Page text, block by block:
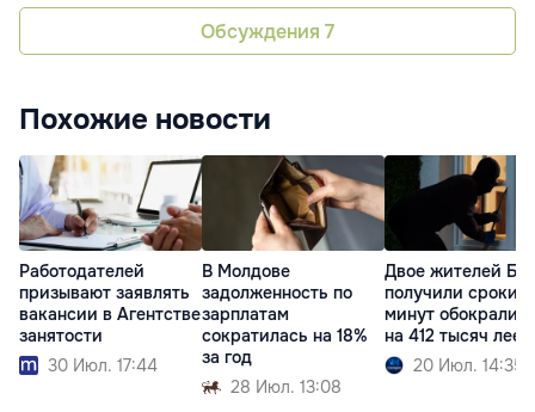
Обсуждения 7
Похожие новости
Работодателей
призывают заявлять
вакансии в Агентстве
занятости
30 Июл. 17:44
В Молдове
задолженность по
зарплатам
сократилась на 18%
за год
28 Июл. 13:08
Двое жителей
получили сроки:
минут обокрали
на 412 тысяч леев
20 Июл. 14:35